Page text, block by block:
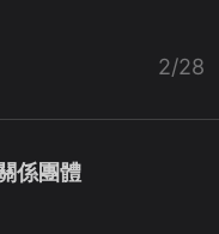
2/28
係團體